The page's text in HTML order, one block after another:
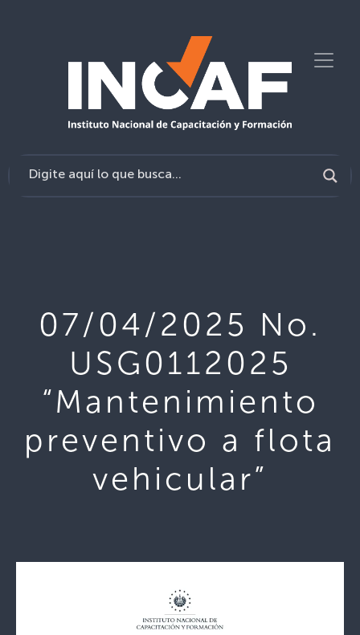
07/04/2025 No.
USG0112025
“Mantenimiento
preventivo a flota
vehicular”